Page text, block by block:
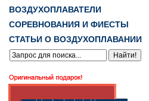
ВОЗДУХОПЛАВАТЕЛИ
СОРЕВНОВАНИЯ И ФИЕСТЫ
СТАТЬИ О ВОЗДУХОПЛАВАНИИ